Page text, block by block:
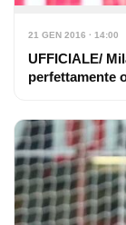
21 GEN 2016 · 14:00
UFFICIALE/
perfettamente